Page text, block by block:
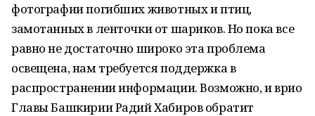
фотографии погибших животных и птиц,
замотанных в ленточки от шариков. Но пока все
равно не достаточно широко эта проблема
освещена, нам требуется поддержка в
распространении информации. Возможно, и врио
Главы Башкирии Радий Хабиров обратит